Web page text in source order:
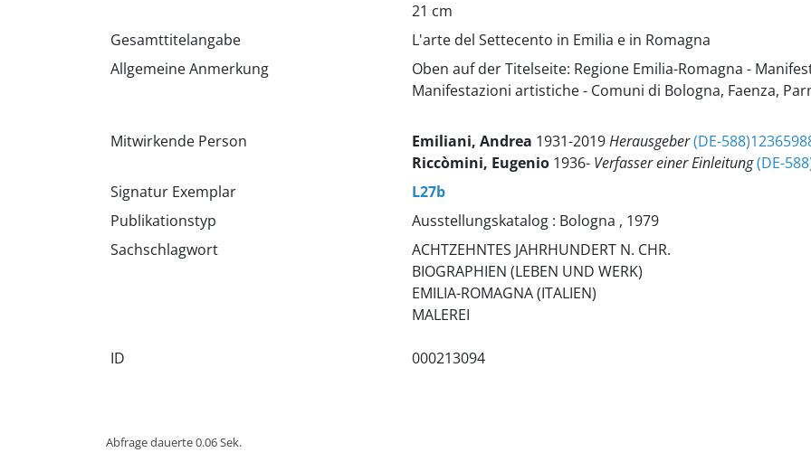
21 cm
Gesamttitelangabe
L'arte del Settecento in Emilia e in Romagna
Allgemeine Anmerkung
Oben auf der Titelseite: Regione Emilia-Romagna -
Manifestazioni artistiche - Comuni di Bologna, Faenza,
Mitwirkende Person Emiliani, Andrea 1931-2019Herausgeber(DE-
Riccòmini, Eugenio1936- Verfasser einer Einleitung(DE-
Signatur Exemplar
L27b
Publikationstyp
Ausstellungskatalog : Bologna , 1979
Sachschlagwort
ACHTZEHNTES JAHRHUNDERT N. CHR.
BIOGRAPHIEN (LEBEN UND WERK)
EMILIA-ROMAGNA (ITALIEN)
MALEREI
ID 000213094
Abfrage dauerte 0.06 Sek.